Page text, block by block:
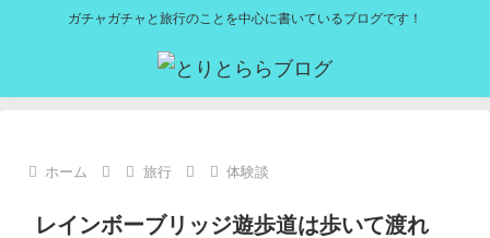
ガチャガチャと旅行のことを中心に書いているブログです！
ホーム 旅行 体験談
レインボーブリッジ遊歩道は歩いて渡れ